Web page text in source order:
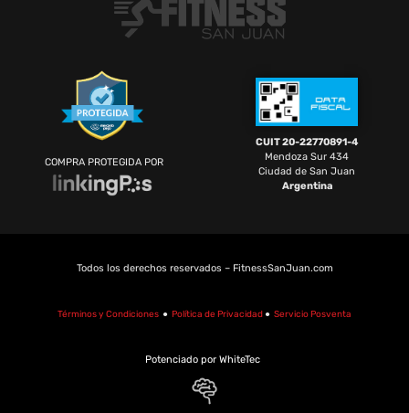
COMPRA PROTEGIDA POR
CUIT 20-22770891-4
Mendoza Sur 434
Ciudad de San Juan
Argentina
Todos los derechos reservados – FitnessSanJuan.com
Términos y Condiciones ● Política de Privacidad ● Servicio Posventa
Potenciado por WhiteTec